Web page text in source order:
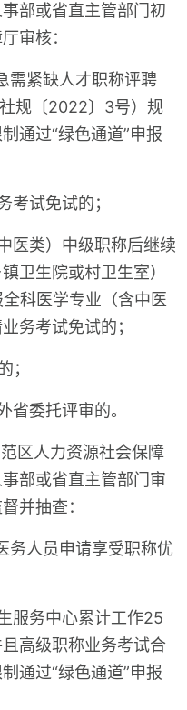
部或省直主管部门初
审核：
需紧缺人才职称评聘
规〔2022〕3号）规
通过“绿色通道”申报
考试免试的；
医类）中级职称后继续
卫生院或村卫生室）
科医学专业（含中医
务考试免试的；
；
省委托评审的。
区人力资源社会保障
部或省直主管部门审
并抽查：
务人员申请享受职称优
服务中心累计工作25
高级职称业务考试合
通过“绿色通道”申报